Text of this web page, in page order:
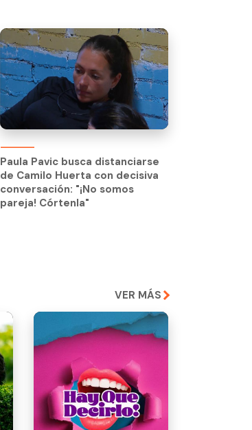
de Camilo Huerta con decisiva
conversación: "¡No somos
pareja! Córtenla"
Paula Pavic busca distanciarse
de Camilo Huerta con decisiva
conversación: "¡No somos
pareja! Córtenla"
VER MÁS